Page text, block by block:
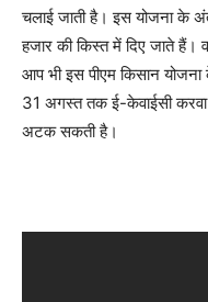
चलाई जाती है। इस योजना के
हजार की किस्त में दिए जाते
आप भी इस पीएम किसान
31 अगस्त तक ई-केवाईसी
अटक सकती है।